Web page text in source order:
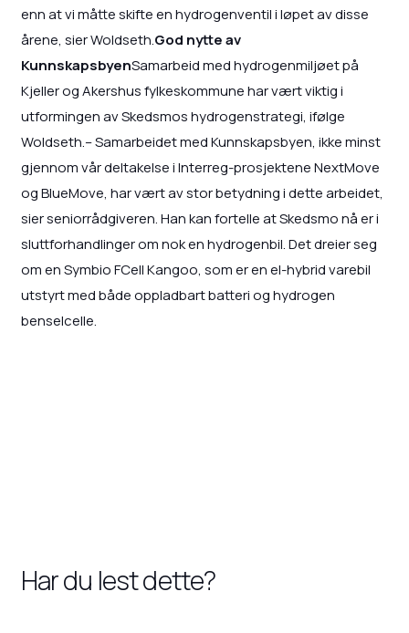
enn at vi måtte skifte en hydrogenventil i løpet av disse
årene, sier Woldseth.God nytte av
KunnskapsbyenSamarbeid med hydrogenmiljøet på
Kjeller og Akershus fylkeskommune har vært viktig i
utformingen av Skedsmos hydrogenstrategi, ifølge
Woldseth.– Samarbeidet med Kunnskapsbyen, ikke minst
gjennom vår deltakelse i Interreg-prosjektene NextMove
og BlueMove, har vært av stor betydning i dette arbeidet,
sier seniorrådgiveren. Han kan fortelle at Skedsmo nå er i
sluttforhandlinger om nok en hydrogenbil. Det dreier seg
om en Symbio FCell Kangoo, som er en el-hybrid varebil
utstyrt med både oppladbart batteri og hydrogen
benselcelle.
Har du lest dette?